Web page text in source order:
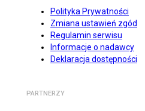
Polityka Prywatności
Zmiana ustawień zgód
Regulamin serwisu
Informacje o nadawcy
Deklaracja dostępności
PARTNERZY